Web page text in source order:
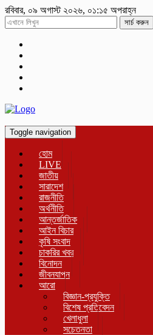
রবিবার, ০৯ অগাস্ট ২০২৬, ০১:১৫ অপরাহ্ন
সার্চ করুন
Toggle navigation
হোম
LIVE
জাতীয়
সারাদেশ
রাজনীতি
অর্থনীতি
আন্তর্জাতিক
আইন বিচার
কৃষি সংবাদ
চাকরির খবর
বিনোদন
জীবনযাপন
আরো
বিজ্ঞান-প্রযুক্তি
বিশেষ প্রতিবেদন
খেলাধুলা
সচেতনতা